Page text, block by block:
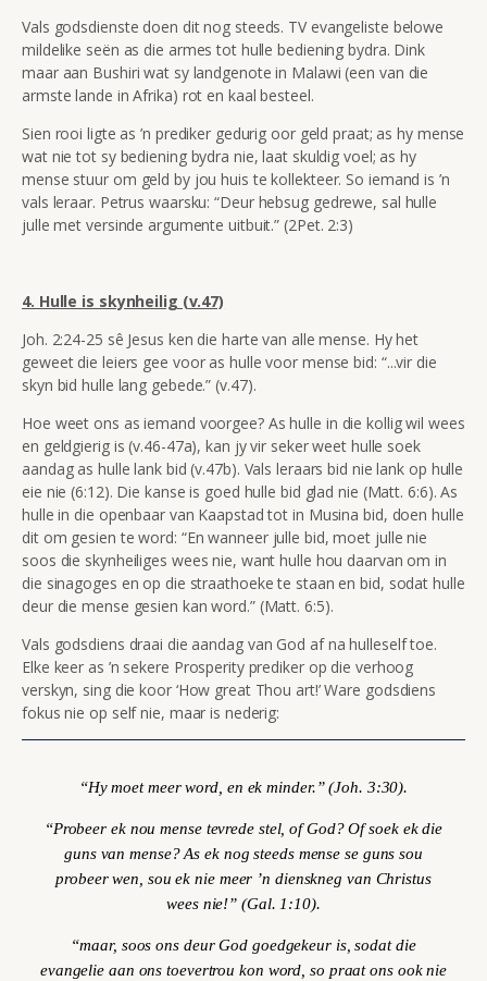
Vals godsdienste doen dit nog steeds. TV evangeliste belowe
mildelike seën as die armes tot hulle bediening bydra. Dink
maar aan Bushiri wat sy landgenote in Malawi (een van die
armste lande in Afrika) rot en kaal besteel.
Sien rooi ligte as ’n prediker gedurig oor geld praat; as hy mense
wat nie tot sy bediening bydra nie, laat skuldig voel; as hy
mense stuur om geld by jou huis te kollekteer. So iemand is ’n
vals leraar. Petrus waarsku:“Deur hebsug gedrewe, sal hulle
julle met versinde argumente uitbuit.” (2Pet. 2:3)
4. Hulle is skynheilig (v.47)
Joh. 2:24-25 sê Jesus ken die harte van alle mense. Hy het
geweet die leiers gee voor as hulle voor mense bid: “...vir die
skyn bid hulle lang gebede.”(v.47).
Hoe weet ons as iemand voorgee? As hulle in die kollig wil wees
en geldgierig is (v.46-47a), kan jy vir seker weet hulle soek
aandag as hulle lank bid (v.47b). Vals leraars bid nie lank op hulle
eie nie (6:12). Die kanse is goed hulle bid glad nie (Matt. 6:6). As
hulle in die openbaar van Kaapstad tot in Musina bid, doen hulle
dit om gesien te word: “En wanneer julle bid, moet julle nie
soos die skynheiliges wees nie, want hulle hou daarvan om in
die sinagoges en op die straathoeke te staan en bid, sodat hulle
deur die mense gesien kan word.” (Matt. 6:5).
Vals godsdiens draai die aandag van God af na hulleself toe.
Elke keer as ’n sekere Prosperity prediker op die verhoog
verskyn, sing die koor ‘How great Thou art!’ Ware godsdiens
fokus nie op self nie, maar is nederig:
“Hy moet meer word, en ek minder.” (Joh. 3:30).
“Probeer ek nou mense tevrede stel, of God? Of soek ek die
guns van mense? As ek nog steeds mense se guns sou
probeer wen, sou ek nie meer ’n dienskneg van Christus
wees nie!” (Gal. 1:10).
“maar, soos ons deur God goedgekeur is, sodat die
evangelie aan ons toevertrou kon word, so praat ons ook nie